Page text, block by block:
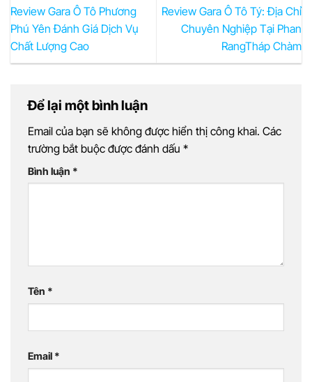
Review Gara Ô Tô Phương
Phú Yên Đánh Giá Dịch Vụ
Chất Lượng Cao
Review Gara Ô Tô Tý: Địa Chỉ
Chuyên Nghiệp Tại Phan
RangTháp Chàm
Để lại một bình luận
Email của bạn sẽ không được hiển thị công khai. Các
trường bắt buộc được đánh dấu *
Bình luận *
Tên *
Email *